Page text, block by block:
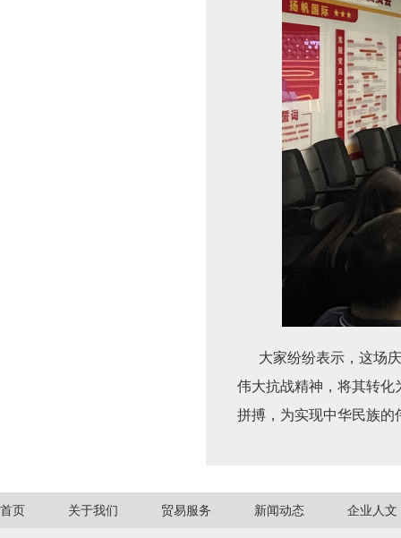
大家纷纷表示，这场庆
伟大抗战精神，将其转化
拼搏，为实现中华民族的
首页 关于我们 贸易服务 新闻动态 企业人文